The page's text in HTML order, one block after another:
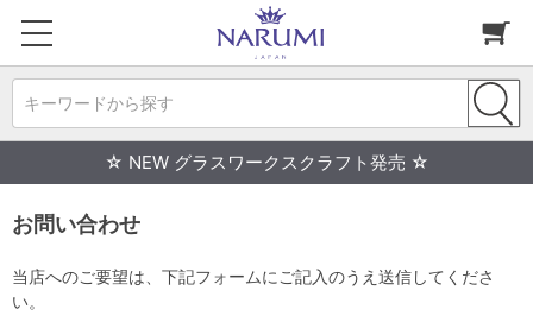
キーワードから探す
☆ NEW グラスワークスクラフト発売 ☆
お問い合わせ
当店へのご要望は、下記フォームにご記入のうえ送信してくださ
い。